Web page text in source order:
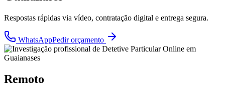
Respostas rápidas via vídeo, contratação digital e entrega segura.
WhatsAppPedir orçamento
Remoto